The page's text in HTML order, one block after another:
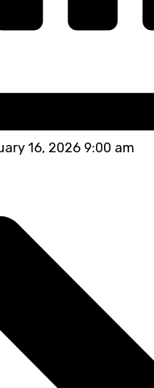
16, 2026 9:00 am